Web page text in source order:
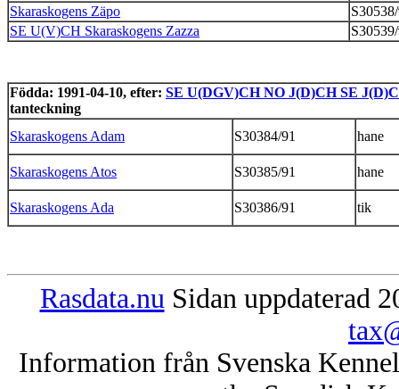
Skaraskogens Zäpo
SE U(V)CH Skaraskogens Zazza
Födda: 1991-04-10, efter: SE U(DGV)CH NO J(D)CH SE
tanteckning
Skaraskogens Adam
S30384/91 hane
Skaraskogens Atos S30385/91 hane
Skaraskogens Ada S30386/91 tik
Rasdata.nu Sidan uppdaterad
Information från Svenska